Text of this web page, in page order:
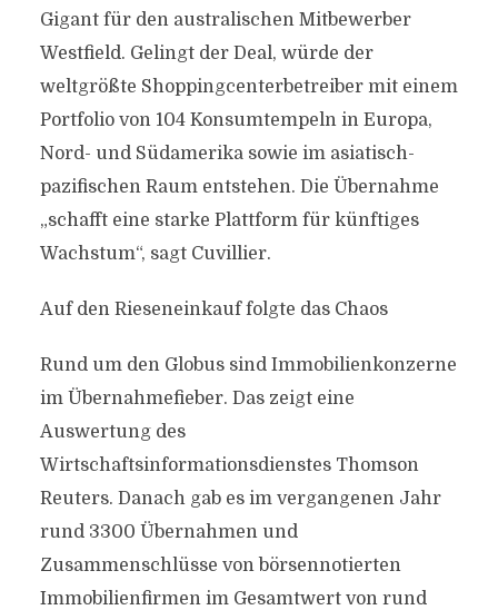
Gigant für den australischen Mitbewerber
Westfield. Gelingt der Deal, würde der
weltgrößte Shoppingcenterbetreiber mit einem
Portfolio von 104 Konsumtempeln in Europa,
Nord- und Südamerika sowie im asiatisch-
pazifischen Raum entstehen. Die Übernahme
„schafft eine starke Plattform für künftiges
Wachstum“, sagt Cuvillier.
Auf den Rieseneinkauf folgte das Chaos
Rund um den Globus sind Immobilienkonzerne
im Übernahmefieber. Das zeigt eine
Auswertung des
Wirtschaftsinformationsdienstes Thomson
Reuters. Danach gab es im vergangenen Jahr
rund 3300 Übernahmen und
Zusammenschlüsse von börsennotierten
Immobilienfirmen im Gesamtwert von rund